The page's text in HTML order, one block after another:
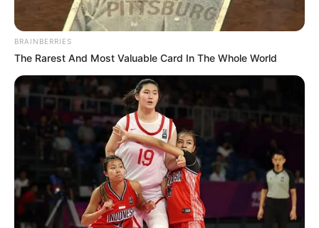
Jogo americano trançado
Deixe seu comentário
BRAINBERRIES
The Rarest And Most Valuable Card In The Whole World